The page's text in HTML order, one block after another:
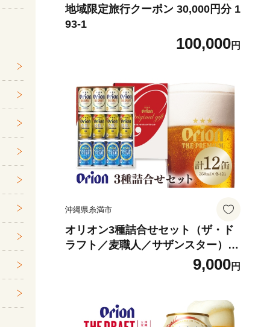
地域限定旅行クーポン 30,000円分 1
93-1
100,000円
沖縄県糸満市
オリオン3種詰合せセット（ザ・ド
ラフト／麦職人／サザンスター）35
0ml×各4本 オリオンビール ビール
9,000円